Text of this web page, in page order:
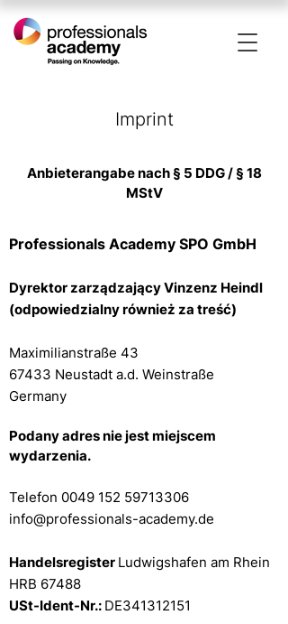
Imprint
Anbieterangabe nach § 5 DDG / § 18
MStV
Professionals Academy SPO GmbH
Dyrektor zarządzający Vinzenz Heindl
(odpowiedzialny również za treść)
Maximilianstraße 43
67433 Neustadt a.d. Weinstraße
Germany
Podany adres nie jest miejscem
wydarzenia.
Telefon 0049 152 59713306
info@professionals-academy.de
Handelsregister Ludwigshafen am Rhein
HRB 67488
USt-Ident-Nr.: DE341312151